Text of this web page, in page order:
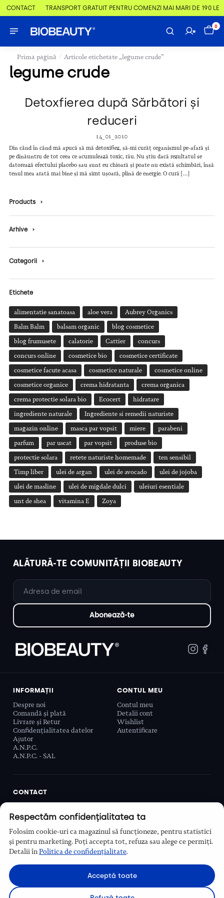
CONTACT TRANSPORT GRATUIT PENTRU COMENZI MAI MARI DE 190 LEI
0
Prima pagină / Articole etichetate „legume crude”
legume crude
Detoxfierea după Sărbători și
reduceri
14_01_2010
Din când în când mă apucă să mă detoxifiez, să-mi curăț organismul pe-afară și
pe dinăuntru de tot ceea ce acumulează toxic, rău. Nu știu dacă rezultatul se
datorează efectului placebo sau sunt eu chioară și poate nu există schimbări, însă
tenul mea arată mai bine și mă simt ușoară, plină de energie. O cură […]
Products ›
Arhive ›
Categorii ›
Etichete
alimentatie sanatoasa aloe vera Aubrey Organics
Balm Balm balsam organic blog cosmetice
blog frumusete calatorie Cattier concurs
concurs online cosmetice bio cosmetice certificate
cosmetice facute acasa cosmetice naturale cosmetice online
cosmetice organice crema hidratanta crema organica
crema protectie solara bio Ecocert hidratare
ingrediente naturale Ingrediente si remedii naturiste
magazin online masca par vopsit miere parabeni
parfum par uscat par vopsit produse bio
protectie solara retete naturiste homemade ten sensibil
Timp liber ulei de argan ulei de avocado ulei de jojoba
ulei de masline ulei de migdale dulci uleiuri esentiale
unt de shea vitamina E Zoya
ALĂTURĂ-TE COMUNITĂȚII BIOBEAUTY
INFORMAȚII
Despre noi
Comandă și plată
Livrare și Retur
Confidențialitatea datelor
Ajutor
A.N.P.C.
A.N.P.C. - SAL
CONTUL MEU
Contul meu
Detalii cont
Wishlist
Autentificare
CONTACT
Sector 6, București, România
Program
Luni–Vineri, 9:00 – 16:00
Respectăm confidențialitatea ta
Folosim cookie-uri ca magazinul să funcționeze, pentru statistici
și pentru marketing. Poți accepta tot, refuza sau alege ce permiți.
Detalii înPolitica de confidențialitate.
Acceptă toate